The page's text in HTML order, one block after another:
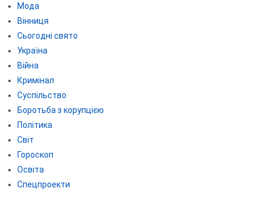
Мода
Вінниця
Сьогодні свято
Україна
Війна
Кримінал
Суспільство
Боротьба з корупцією
Політика
Світ
Гороскоп
Освіта
Спецпроекти